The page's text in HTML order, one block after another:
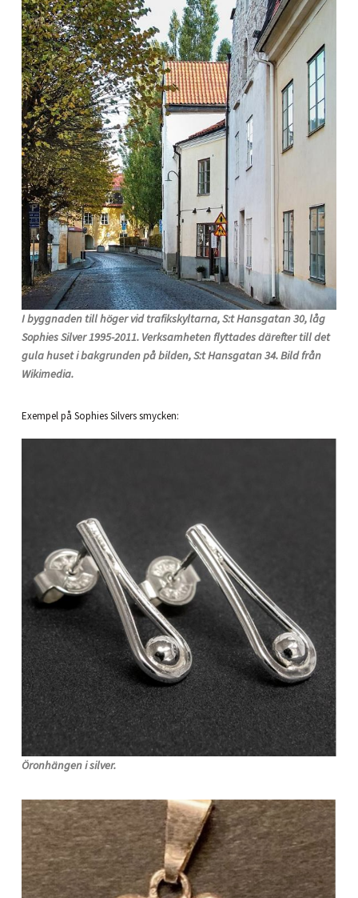
I byggnaden till höger vid trafikskyltarna, S:t Hansgatan 30, låg
Sophies Silver 1995-2011. Verksamheten flyttades därefter till det
gula huset i bakgrunden på bilden, S:t Hansgatan 34. Bild från
Wikimedia.
Exempel på Sophies Silvers smycken:
Öronhängen i silver.